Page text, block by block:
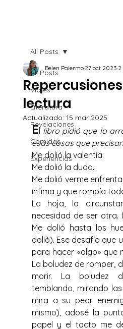
All Posts
Viajes
Literatura
Revelaciones
Comidas
Experiencias
All Posts
lectura
Belen Palermo27 oct 20232
Actualizado: 15 mar 2025
El libro pidió que lo
esas cosas que
Me dolió la valentía.
Me dolió la duda.
Me dolió verme
ínfima y que rompía
La hoja, la
necesidad de ser otra.
Me dolió hasta los
dolió). Ese desafío que
para hacer «algo» que
La boludez de romper,
morir. La boludez
temblando, mirando
mira a su peor
mismo), adosé la
papel y el tacto me